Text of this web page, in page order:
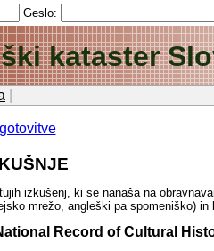
Geslo:
kataster
izkušenj, ki se nanaša na
mrežo, angleški pa spomeniško)
Record of Cultural